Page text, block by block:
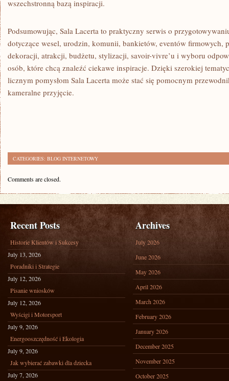
wszechstronną bazą inspiracji.
Podsumowując, Sala Lacerta to praktyczny serwis o
dotyczące wesel, urodzin, komunii, bankietów, eventów firmowych,
dekoracji, atrakcji, budżetu, stylizacji, savoir-vivre’u i wyboru
osób, które chcą znaleźć ciekawe inspiracje. Dzięki szerokiej
licznym pomysłom Sala Lacerta może stać się pomocnym
kameralne przyjęcie.
CATEGORIES: BLOG INTERNETOWY
Comments are closed.
Recent Posts
Historie Klientów i Sukcesy
July 13, 2026
Poradniki i Strategie
July 12, 2026
Pisanie wniosków
July 12, 2026
Wyścigi i Motorsport
July 9, 2026
Energooszczędność i Ekologia
July 9, 2026
Jak wybierać zabawki dla dziecka
July 7, 2026
Archives
July 2026
June 2026
May 2026
April 2026
March 2026
February 2026
January 2026
December 2025
November 2025
October 2025